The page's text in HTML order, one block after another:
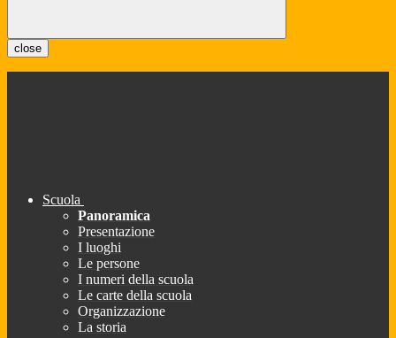
close
Scuola
Panoramica
Presentazione
I luoghi
Le persone
I numeri della scuola
Le carte della scuola
Organizzazione
La storia